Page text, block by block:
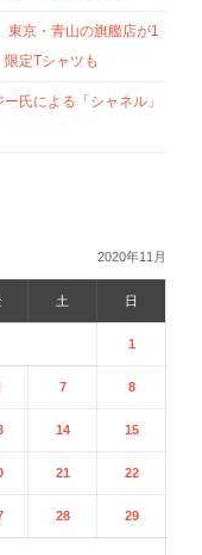
東京・青山の旗艦店が1
定Tシャツも
氏による「シャネル」
2020年11月
土 日
1
7 8
14 15
21 22
28 29